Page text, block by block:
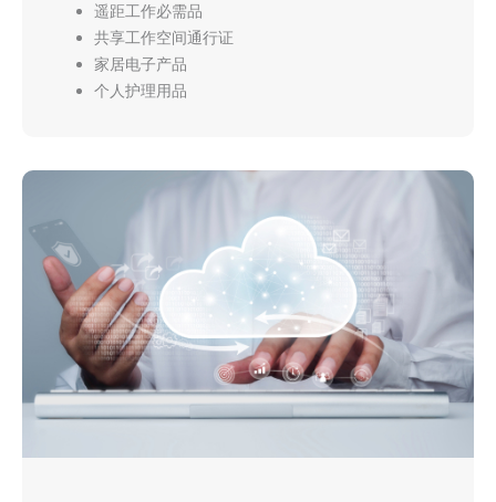
遥距工作必需品
共享工作空间通行证
家居电子产品
个人护理用品